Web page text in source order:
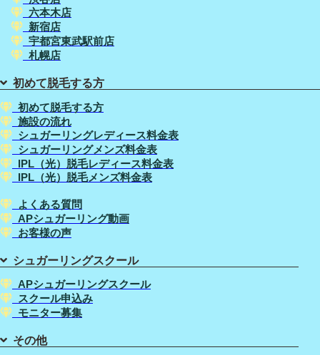
六本木店
新宿店
宇都宮東武駅前店
札幌店
初めて脱毛する方
初めて脱毛する方
施設の流れ
シュガーリングレディース料金表
シュガーリングメンズ料金表
IPL（光）脱毛レディース料金表
IPL（光）脱毛メンズ料金表
よくある質問
APシュガーリング動画
お客様の声
シュガーリングスクール
APシュガーリングスクール
スクール申込み
モニター募集
その他